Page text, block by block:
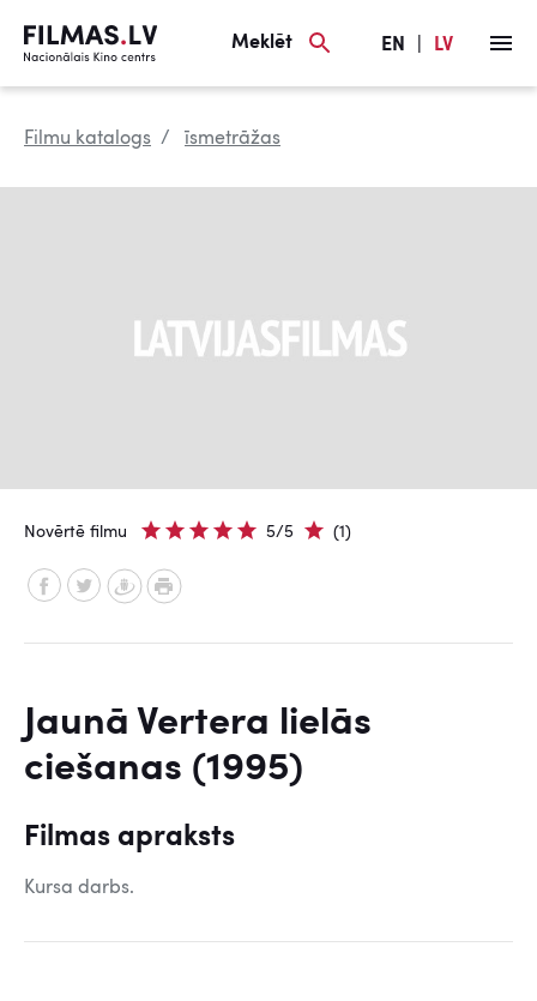
Meklēt EN LV
Filmu katalogs īsmetrāžas
Novērtē filmu 5/5 (1)
Jaunā Vertera lielās
ciešanas (1995)
Filmas apraksts
Kursa darbs.